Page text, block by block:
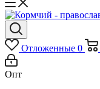
Отложенные 0
Опт